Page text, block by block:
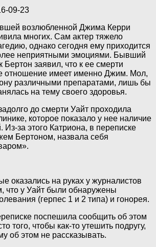
09-23
возлюбленной Джима Керри
многих. Сам актер тяжело
однако сегодня ему приходится
неприятными эмоциями. Бывший
заявил, что к ее смерти
отношение имеет именно Джим. Мол,
различными препаратами, лишь бы
на тему своего здоровья.
до смерти Уайт проходила
которое показало у нее наличие
Из-за этого Катриона, в переписке
Бертоном, назвала себя
оказались на руках у журналистов
что у Уайт были обнаружены
(герпес 1 и 2 типа) и гонорея.
поспешила сообщить об этом
того, чтобы как-то утешить подругу,
об этом не рассказывать.